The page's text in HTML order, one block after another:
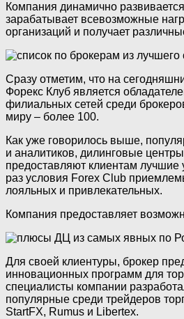
Компания динамично
зарабатывает всевозможные
организаций и получает
Сразу отметим, что на
Форекс Клуб является
филиальных сетей среди
миру – более 100.
Как уже говорилось выше,
и аналитиков, дилинговые
предоставляют клиентам лучшие
раз условия Forex Club
лояльных и привлекательных.
Компания предоставляет
Для своей клиентуры, брокер
инновационных программ для
специалисты компании
популярные среди трейдеров
StartFX, Rumus и Libertex.